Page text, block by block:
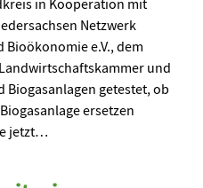
Netzwerk
Bioökonomie e.V., dem
und
getestet, ob
ersetzen
jetzt…